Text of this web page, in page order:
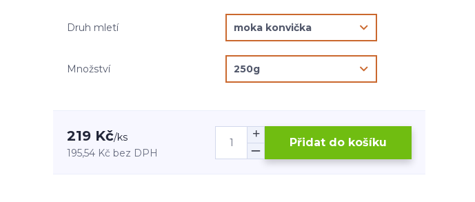
Druh mletí
Množství
219 Kč/ks
195,54 Kč bez DPH
Přidat do košíku